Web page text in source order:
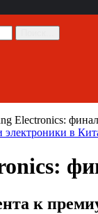
Electronics:
электроники в
к